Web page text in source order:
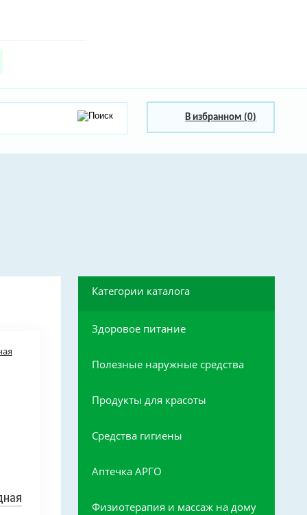
В избранном (0)
Категории каталога
Здоровое питание
Полезные наружные средства
Продукты для красоты
Средства гигиены
Аптечка АРГО
Физиотерапия и массаж на дому